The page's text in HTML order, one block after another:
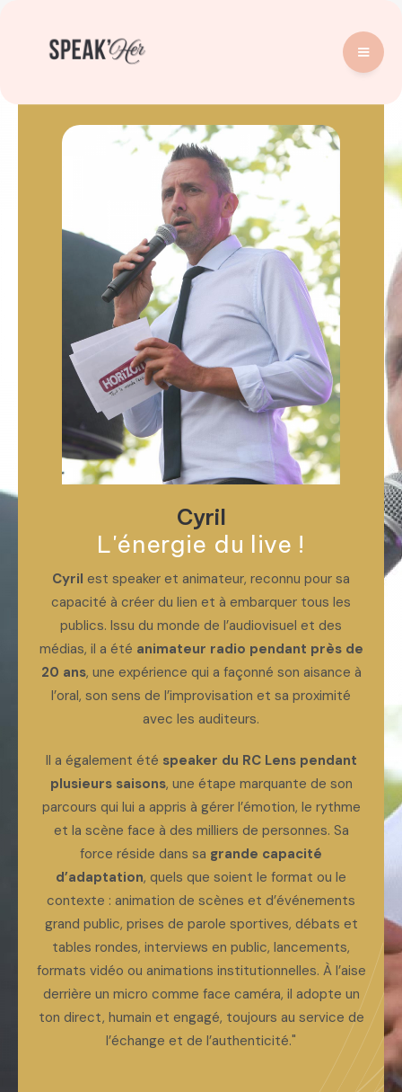
Cyril
L'énergie du live !
Cyril est speaker et animateur, reconnu pour sa
capacité à créer du lien et à embarquer tous les
publics. Issu du monde de l’audiovisuel et des
médias, il a été animateur radio pendant près de
20 ans, une expérience qui a façonné son aisance à
l’oral, son sens de l’improvisation et sa proximité
avec les auditeurs.
Il a également été speaker du RC Lens pendant
plusieurs saisons, une étape marquante de son
parcours qui lui a appris à gérer l’émotion, le rythme
et la scène face à des milliers de personnes. Sa
force réside dans sa grande capacité
d’adaptation, quels que soient le format ou le
contexte : animation de scènes et d’événements
grand public, prises de parole sportives, débats et
tables rondes, interviews en public, lancements,
formats vidéo ou animations institutionnelles. À l’aise
derrière un micro comme face caméra, il adopte un
ton direct, humain et engagé, toujours au service de
l’échange et de l’authenticité."